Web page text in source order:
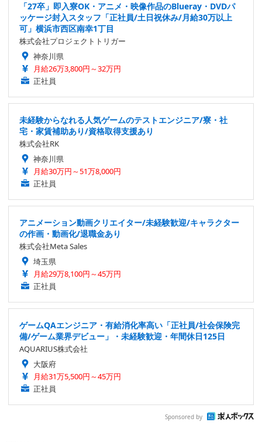
「27卒」即入寮OK・アニメ・映像作品のBlueray・DVDパ
ッケージ封入スタッフ「正社員/土日祝休み/月給30万以上
可」横浜市西区南幸1丁目
株式会社プロジェクトトリガー
神奈川県
月給26万3,800円～32万円
正社員
未経験からなれる人気ゲームのテストエンジニア/寮・社
宅・家賃補助あり/資格取得支援あり
株式会社RK
神奈川県
月給30万円～51万8,000円
正社員
アニメーション動画クリエイター/未経験歓迎/キャラクター
の作画・動画化/退職金あり
株式会社Meta Sales
埼玉県
月給29万8,100円～45万円
正社員
ゲームQAエンジニア・有給消化率高い「正社員/社会保険完
備/ゲーム業界デビュー」・未経験歓迎・年間休日125日
AQUARIUS株式会社
大阪府
月給31万5,500円～45万円
正社員
Sponsored by